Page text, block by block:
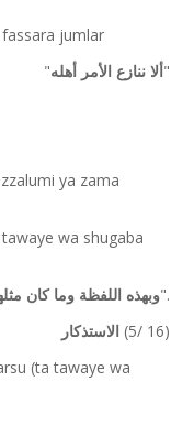
jumlar
"ألا ننازع الأمر أهله "
ya zama
wa shugaba
وبهذه اللفظة وما كان".
الاستذكار (5/ 16)
(ta tawaye wa